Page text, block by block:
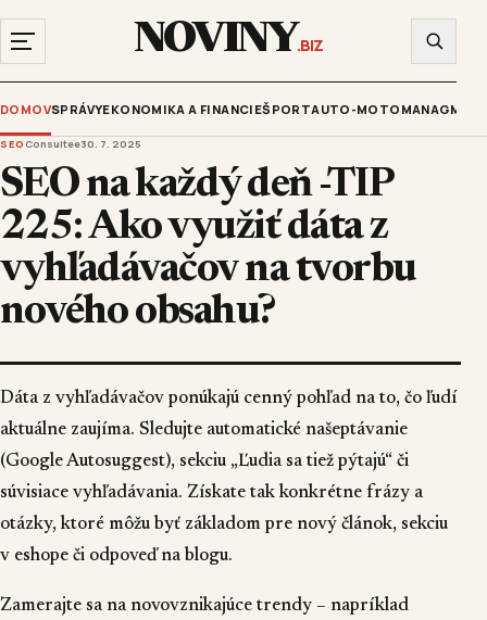
NOVINY.BIZ
DOMOVSPRÁVYEKONOMIKA A FINANCIEŠPORTAUTO-MOTO
SEO Consultee30. 7. 2025
SEO na každý deň -TIP
225: Ako využiť dáta z
vyhľadávačov na tvorbu
nového obsahu?
Dáta z vyhľadávačov ponúkajú cenný pohľad na to, čo ľudí
aktuálne zaujíma. Sledujte automatické našeptávanie
(Google Autosuggest), sekciu „Ľudia sa tiež pýtajú“ či
súvisiace vyhľadávania. Získate tak konkrétne frázy a
otázky, ktoré môžu byť základom pre nový článok, sekciu
v eshope či odpoveď na blogu.
Zamerajte sa na novovznikajúce trendy – napríklad